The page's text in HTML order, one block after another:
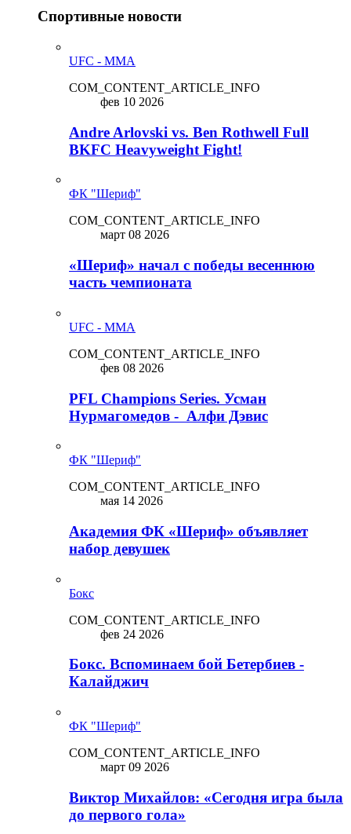
Спортивные новости
UFC - MMA
COM_CONTENT_ARTICLE_INFO
фев 10 2026
Andre Arlovski vs. Ben Rothwell Full
BKFC Heavyweight Fight!
ФК "Шериф"
COM_CONTENT_ARTICLE_INFO
март 08 2026
«Шериф» начал с победы весеннюю
часть чемпионата
UFC - MMA
COM_CONTENT_ARTICLE_INFO
фев 08 2026
PFL Champions Series. Усман
Нурмагомедов - Алфи Дэвис
ФК "Шериф"
COM_CONTENT_ARTICLE_INFO
мая 14 2026
Академия ФК «Шериф» объявляет
набор девушек
Бокс
COM_CONTENT_ARTICLE_INFO
фев 24 2026
Бокс. Вспоминаем бой Бетербиев -
Калайджич
ФК "Шериф"
COM_CONTENT_ARTICLE_INFO
март 09 2026
Виктор Михайлов: «Сегодня игра была
до первого гола»